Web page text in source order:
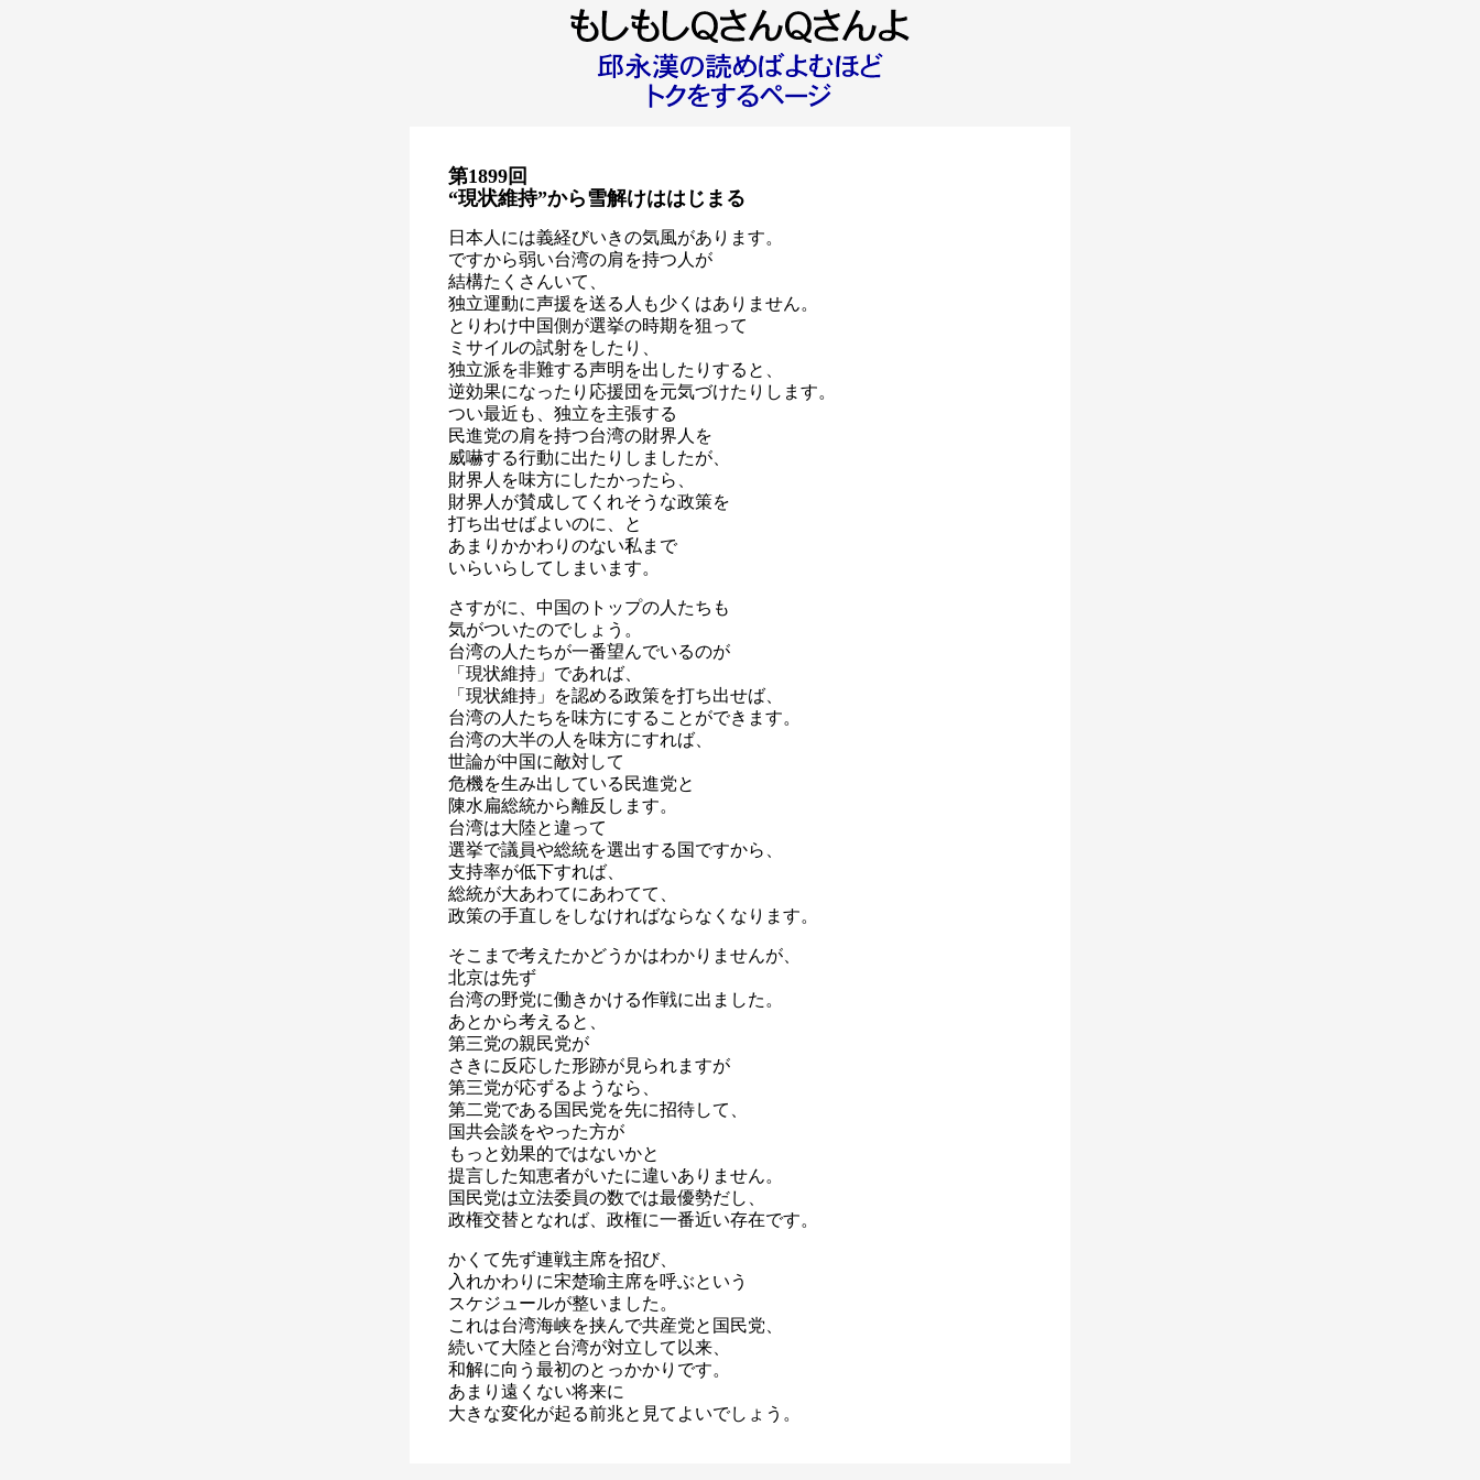
第1899回
“現状維持”から雪解けははじまる
日本人には義経びいきの気風があります。
ですから弱い台湾の肩を持つ人が
結構たくさんいて、
独立運動に声援を送る人も少くはありません。
とりわけ中国側が選挙の時期を狙って
ミサイルの試射をしたり、
独立派を非難する声明を出したりすると、
逆効果になったり応援団を元気づけたりします。
つい最近も、独立を主張する
民進党の肩を持つ台湾の財界人を
威嚇する行動に出たりしましたが、
財界人を味方にしたかったら、
財界人が賛成してくれそうな政策を
打ち出せばよいのに、と
あまりかかわりのない私まで
いらいらしてしまいます。
さすがに、中国のトップの人たちも
気がついたのでしょう。
台湾の人たちが一番望んでいるのが
「現状維持」であれば、
「現状維持」を認める政策を打ち出せば、
台湾の人たちを味方にすることができます。
台湾の大半の人を味方にすれば、
世論が中国に敵対して
危機を生み出している民進党と
陳水扁総統から離反します。
台湾は大陸と違って
選挙で議員や総統を選出する国ですから、
支持率が低下すれば、
総統が大あわてにあわてて、
政策の手直しをしなければならなくなります。
そこまで考えたかどうかはわかりませんが、
北京は先ず
台湾の野党に働きかける作戦に出ました。
あとから考えると、
第三党の親民党が
さきに反応した形跡が見られますが
第三党が応ずるようなら、
第二党である国民党を先に招待して、
国共会談をやった方が
もっと効果的ではないかと
提言した知恵者がいたに違いありません。
国民党は立法委員の数では最優勢だし、
政権交替となれば、政権に一番近い存在です。
かくて先ず連戦主席を招び、
入れかわりに宋楚瑜主席を呼ぶという
スケジュールが整いました。
これは台湾海峡を挟んで共産党と国民党、
続いて大陸と台湾が対立して以来、
和解に向う最初のとっかかりです。
あまり遠くない将来に
大きな変化が起る前兆と見てよいでしょう。